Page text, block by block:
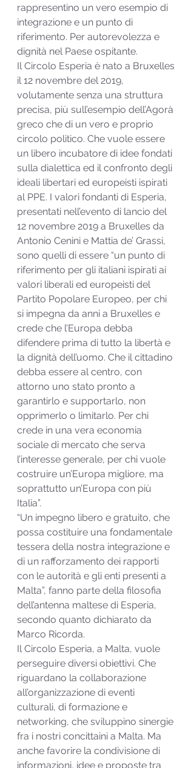
rappresentino un vero esempio di
integrazione e un punto di
riferimento. Per autorevolezza e
dignità nel Paese ospitante.
Il Circolo Esperia è nato a Bruxelles
il 12 novembre del 2019,
volutamente senza una struttura
precisa, più sull’esempio dell’Agorà
greco che di un vero e proprio
circolo politico. Che vuole essere
un libero incubatore di idee fondati
sulla dialettica ed il confronto degli
ideali libertari ed europeisti ispirati
al PPE. I valori fondanti di Esperia,
presentati nell’evento di lancio del
12 novembre 2019 a Bruxelles da
Antonio Cenini e Mattia de’ Grassi,
sono quelli di essere “un punto di
riferimento per gli italiani ispirati ai
valori liberali ed europeisti del
Partito Popolare Europeo, per chi
si impegna da anni a Bruxelles e
crede che l’Europa debba
difendere prima di tutto la libertà e
la dignità dell’uomo. Che il cittadino
debba essere al centro, con
attorno uno stato pronto a
garantirlo e supportarlo, non
opprimerlo o limitarlo. Per chi
crede in una vera economia
sociale di mercato che serva
l’interesse generale, per chi vuole
costruire un’Europa migliore, ma
soprattutto un’Europa con più
Italia”.
“Un impegno libero e gratuito, che
possa costituire una fondamentale
tessera della nostra integrazione e
di un rafforzamento dei rapporti
con le autorità e gli enti presenti a
Malta”, fanno parte della filosofia
dell’antenna maltese di Esperia,
secondo quanto dichiarato da
Marco Ricorda.
Il Circolo Esperia, a Malta, vuole
perseguire diversi obiettivi. Che
riguardano la collaborazione
all’organizzazione di eventi
culturali, di formazione e
networking, che sviluppino sinergie
fra i nostri concittaini a Malta. Ma
anche favorire la condivisione di
informazioni, idee e proposte tra